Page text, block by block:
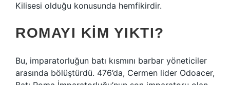
Kilisesi olduğu konusunda hemfikirdir.
ROMAYI KIM YIKTI?
Bu, imparatorluğun batı kısmını barbar yöneticiler
arasında bölüştürdü. 476’da, Cermen lider Odoacer,